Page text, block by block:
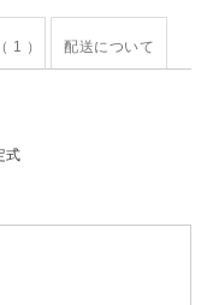
1 ） 配送について
式